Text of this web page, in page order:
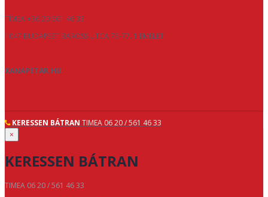
TÍMEA +36 20 561 46 33
1047 BUDAPEST BAROSS UTCA 75-77. 1 EMELET
KANAPETAR.HU
KERESSEN BÁTRAN TIMEA 06 20 / 561 46 33
×
KERESSEN BÁTRAN
TIMEA 06 20 / 561 46 33